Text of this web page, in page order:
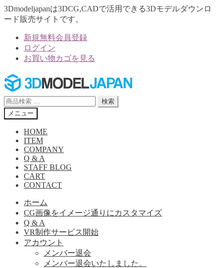
3Dmodeljapanは3DCG,CADで活用できる3Dモデルダウンロ
ード販売サイトです。
新規無料会員登録
ログイン
お買い物カゴを見る
ナ
ビ
ゲ
ー
シ
コ
ン
テ
ン
ツ
検
索
対
検索
メニュー
HOME
ITEM
COMPANY
Q & A
STAFF BLOG
CART
CONTACT
ホーム
CG画像をイメージ通りにカスタマイズ
Q & A
VR制作サービス開始
アカウント
メンバー退会
メンバー退会いたしました。